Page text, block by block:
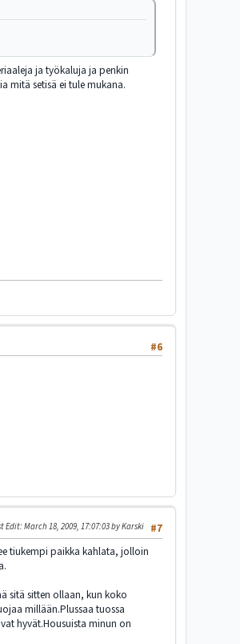
ja työkaluja ja penkin
mitä setisä ei tule mukana.
#6
#7
Edit: March 18, 2009, 17:07:03 by Karski
tiukempi paikka kahlata, jolloin
sitä sitten ollaan, kun koko
millään.Plussaa tuossa
hyvät.Housuista minun on